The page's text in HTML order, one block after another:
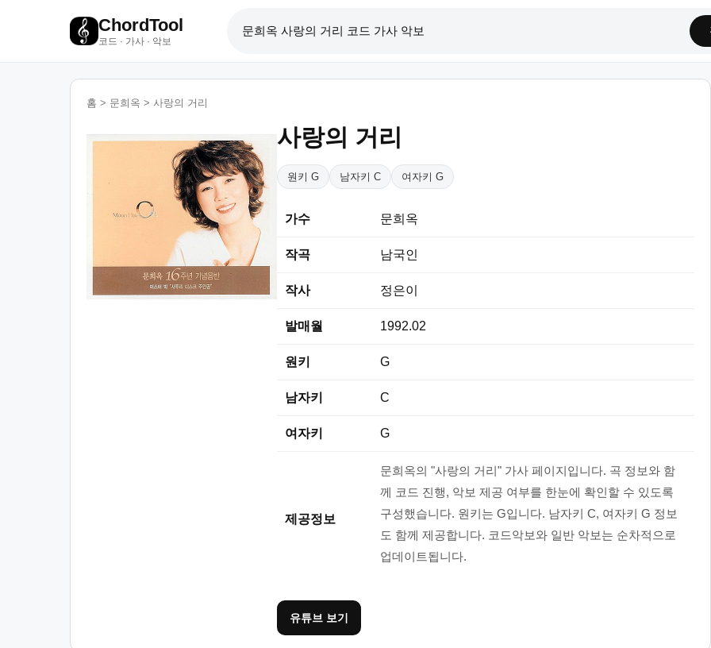
ChordTool
코드 · 가사 · 악보
홈 > 문희옥 > 사랑의 거리
사랑의 거리
원키 G 남자키 C 여자키 G
가수 문희옥
작곡 남국인
작사 정은이
발매월 1992.02
원키 G
남자키 C
여자키 G
제공정보
문희옥의 "사랑의 거리" 가사 페이지입니다. 곡 정보와 함
께 코드 진행, 악보 제공 여부를 한눈에 확인할 수 있도록
구성했습니다. 원키는 G입니다. 남자키 C, 여자키 G 정보
도 함께 제공합니다. 코드악보와 일반 악보는 순차적으로
업데이트됩니다.
유튜브 보기